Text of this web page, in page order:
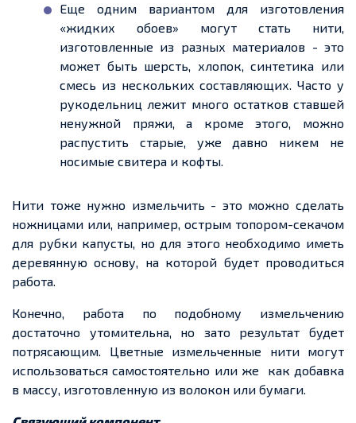
Еще одним вариантом для изготовления
«жидких обоев» могут стать нити,
изготовленные из разных материалов - это
может быть шерсть, хлопок, синтетика или
смесь из несколькихсоставляющих. Часто у
рукодельниц лежит много остатков ставшей
ненужной пряжи, а кроме этого, можно
распустить старые, уже давно никем не
носимые свитера и кофты.
Нити тоже нужно измельчить - это можно сделать
ножницами или, например, острым топором-секачом
для рубки капусты, но для этого необходимо иметь
деревянную основу, на которой будет проводиться
работа.
Конечно, работа по подобному измельчению
достаточно утомительна, но зато результат будет
потрясающим. Цветные измельченные нити могут
использоваться самостоятельно или же
как добавка
в массу, изготовленную из волокон или бумаги.